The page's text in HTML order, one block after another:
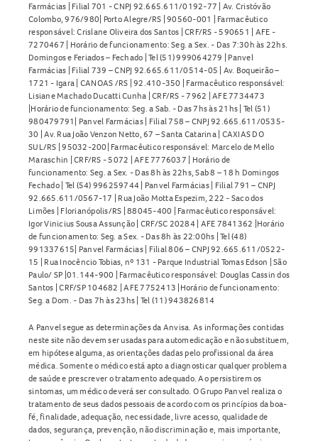
Farmácias | Filial 701 - CNPJ 92.665.611/0192-77 | Av. Cristóvão
Colombo, 976/980| Porto Alegre/RS | 90560-001 | Farmacêutico
responsável: Crislane Oliveira dos Santos | CRF/RS - 590651 | AFE -
7270467 | Horário de funcionamento: Seg. a Sex. - Das 7:30h às 22hs.
Domingos e Feriados – Fechado | Tel (51) 999064279 | Panvel
Farmácias | Filial 739 – CNPJ 92.665.611/0514-05 | Av. Boqueirão –
1721 - Igara | CANOAS /RS | 92.410-350 | Farmacêutico responsável:
Lisiane Machado Ducatti Cunha | CRF/RS - 7962 | AFE 7734473
|Horário de funcionamento: Seg. a Sab. - Das 7hs às 21hs | Tel (51)
980479791| Panvel Farmácias | Filial 758 – CNPJ 92.665.611/0535-
30 | Av. Rua João Venzon Netto, 67 – Santa Catarina | CAXIAS DO
SUL/RS | 95032-200| Farmacêutico responsável: Marcelo de Mello
Maraschin | CRF/RS - 5072 | AFE 7776037 | Horário de
funcionamento: Seg. a Sex. - Das 8h às 22hs, Sab 8 – 18 h Domingos
Fechado | Tel (54) 996259744 | Panvel Farmácias | Filial 791 – CNPJ
92.665.611/0567-17 | Rua João Motta Espezim, 222 - Saco dos
Limões | Florianópolis/RS | 88045-400 | Farmacêutico responsável:
Igor Vinicius Sousa Assunção | CRF/SC 20284 | AFE 7841362 |Horário
de funcionamento: Seg. a Sex. - Das 8h às 22:00hs | Tel (48)
991337615| Panvel Farmácias | Filial 806 – CNPJ 92.665.611/0522-
15 | Rua Inocêncio Tobias, nº 131 - Parque Industrial Tomas Edson | São
Paulo/ SP |01.144-900 | Farmacêutico responsável: Douglas Cassin dos
Santos | CRF/SP 104682 | AFE 7752413 |Horário de funcionamento:
Seg. a Dom. - Das 7h às 23hs | Tel (11) 943826814
A Panvel segue as determinações da Anvisa. As informações contidas
neste site não devem ser usadas para automedicação e não substituem,
em hipótese alguma, as orientações dadas pelo profissional da área
médica. Somente o médico está apto a diagnosticar qualquer problema
de saúde e prescrever o tratamento adequado. Ao persistirem os
sintomas, um médico deverá ser consultado. O Grupo Panvel realiza o
tratamento de seus dados pessoais de acordo com os princípios da boa-
fé, finalidade, adequação, necessidade, livre acesso, qualidade de
dados, segurança, prevenção, não discriminação e, mais importante,